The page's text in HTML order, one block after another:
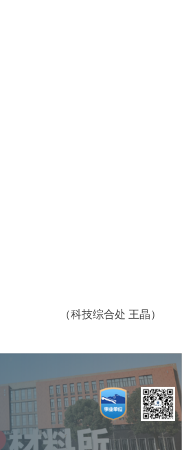
（科技综合处 王晶）